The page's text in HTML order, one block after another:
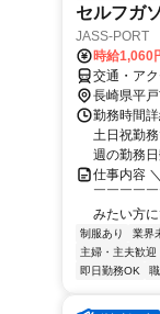
セルフガ
JASS-PORT
時給1,060
交通・ア
長崎県平
勤務時間
土日祝勤
週の勤務
仕事内容
￣￣￣￣
みたい方
制服あり 業界
主婦・主夫歓迎
即日勤務OK